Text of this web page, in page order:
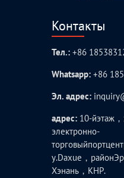
Контакты
Тел.: +86
Whatsapp: +86
Эл. адрес:
адрес: 10-йэтаж
электронно-
у.Daxue，
Хэнань，КНР.